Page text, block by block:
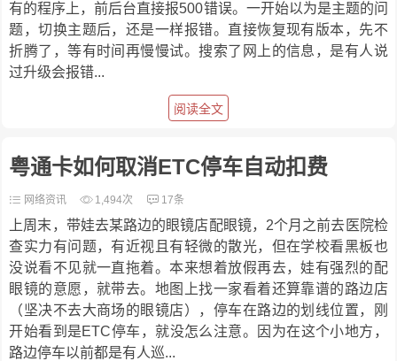
有的程序上，前后台直接报500错误。一开始以为是主题的问
题，切换主题后，还是一样报错。直接恢复现有版本，先不
折腾了，等有时间再慢慢试。搜索了网上的信息，是有人说
过升级会报错...
阅读全文
粤通卡如何取消ETC停车自动扣费
网络资讯 1,494次 17条
上周末，带娃去某路边的眼镜店配眼镜，2个月之前去医院检
查实力有问题，有近视且有轻微的散光，但在学校看黑板也
没说看不见就一直拖着。本来想着放假再去，娃有强烈的配
眼镜的意愿，就带去。地图上找一家看着还算靠谱的路边店
（坚决不去大商场的眼镜店），停车在路边的划线位置，刚
开始看到是ETC停车，就没怎么注意。因为在这个小地方，
路边停车以前都是有人巡...